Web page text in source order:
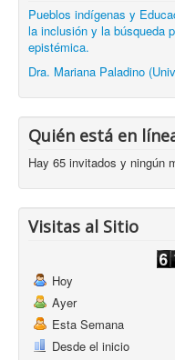
Pueblos indígenas y
la inclusión y la búsqueda
epistémica.
Dra. Mariana Paladino
Quién está en
Hay 65 invitados y ningún
Visitas al Sitio
Hoy
Ayer
Esta Semana
Desde el inicio